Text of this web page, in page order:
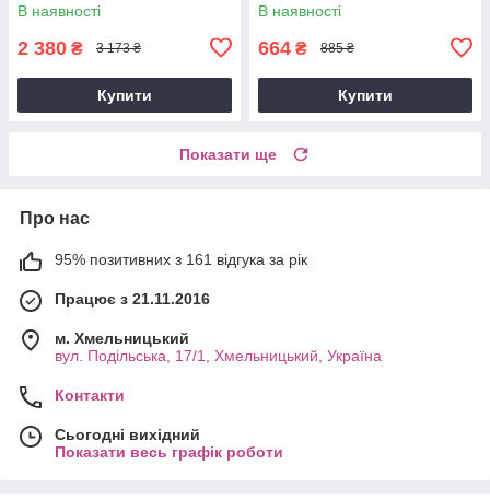
В наявності
2 380 ₴ 3 173 ₴
Купити
В наявності
664 ₴ 885 ₴
Купити
Показати ще
Про нас
95% позитивних з 161 відгука за рік
Працює з 21.11.2016
м. Хмельницький
вул. Подільська, 17/1, Хмельницький, Україна
Контакти
Сьогодні вихідний
Показати весь графік роботи